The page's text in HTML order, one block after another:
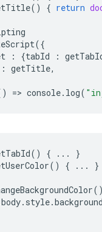
() { return
({
: {tabId :
: getTitle,
=> console. log(
() { ...
}
() { ... }
()
body. style.